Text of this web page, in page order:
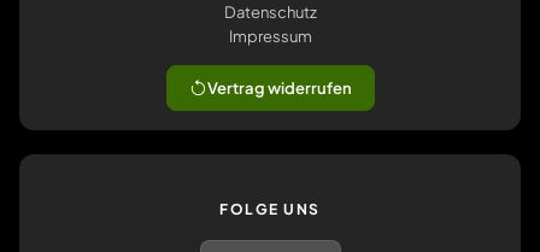
Datenschutz
Impressum
Vertrag widerrufen
FOLGE UNS